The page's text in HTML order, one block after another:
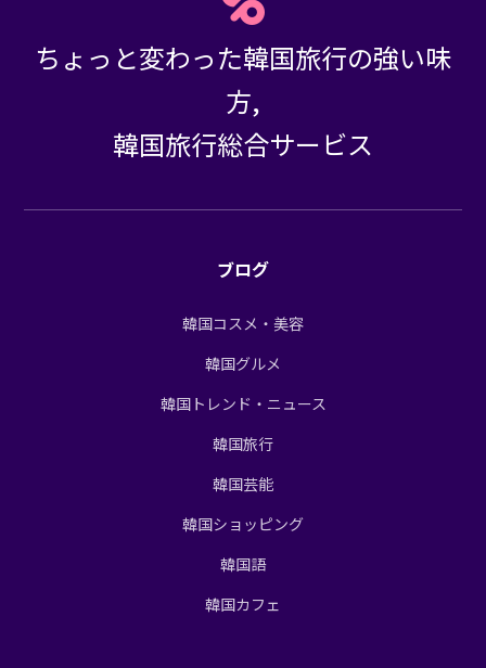
ちょっと変わった韓国旅行の強い味
方,
韓国旅行総合サービス
ブログ
韓国コスメ・美容
韓国グルメ
韓国トレンド・ニュース
韓国旅行
韓国芸能
韓国ショッピング
韓国語
韓国カフェ